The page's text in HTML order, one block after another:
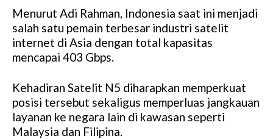
Menurut Adi Rahman, Indonesia saat ini menjadi
salah satu pemain terbesar industri satelit
internet di Asia dengan total kapasitas
mencapai 403 Gbps.
Kehadiran Satelit N5 diharapkan memperkuat
posisi tersebut sekaligus memperluas jangkauan
layanan ke negara lain di kawasan seperti
Malaysia dan Filipina.